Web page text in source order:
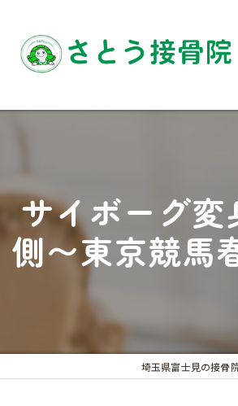
サイボーグ変
側〜東京競馬
埼玉県富士見の接骨